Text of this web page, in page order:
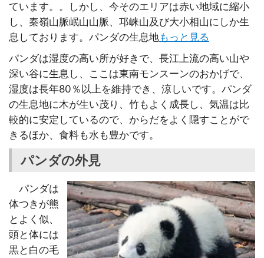
ています。。しかし、今そのエリアは赤い地域に縮小
し、秦嶺山脈岷山山脈、邛崃山及び大小相山にしか生
息しております。パンダの生息地もっと見る
パンダは湿度の高い所が好きで、長江上流の高い山や
深い谷に生息し、ここは東南モンスーンのおかげで、
湿度は長年80％以上を維持でき、涼しいです。パンダ
の生息地に木が生い茂り、竹もよく成長し、気温は比
較的に安定しているので、からだをよく隠すことがで
きるほか、食料も水も豊かです。
パンダの外見
パンダは
体つきが熊
とよく似、
頭と体には
黒と白の毛